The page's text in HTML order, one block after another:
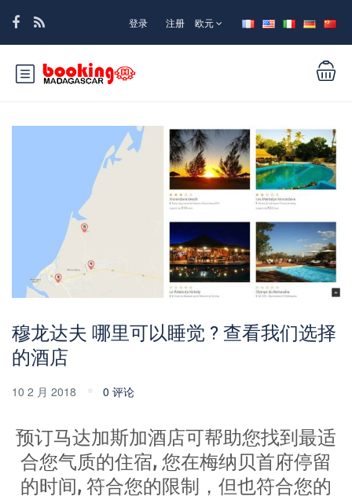
登录 注册 欧元
穆龙达夫 哪里可以睡觉 ? 查看我们选择
的酒店
10 2 月 2018 0 评论
预订马达加斯加酒店可帮助您找到最适
合您气质的住宿, 您在梅纳贝首府停留
的时间, 符合您的限制，但也符合您的